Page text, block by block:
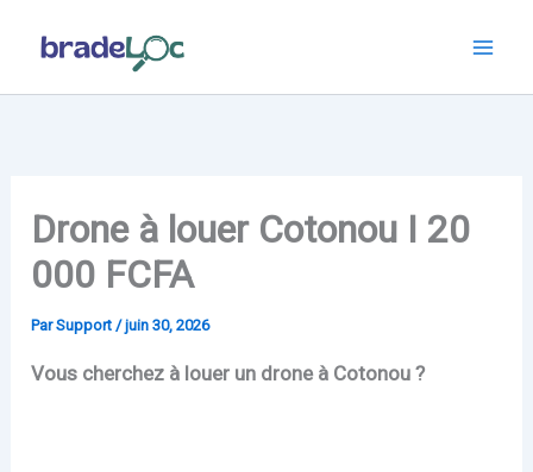
Drone à louer Cotonou I 20
000 FCFA
ParSupport /juin 30, 2026
Vous cherchez à louer un drone à Cotonou ?